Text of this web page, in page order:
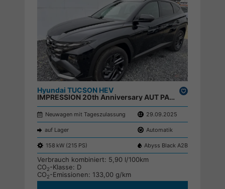
Hyundai TUCSON HEV
IMPRESSION 20th Anniversary AUT PANO 360 ACC KRELL NAVI PDC RFK SHZ HUD ;
Neuwagen mit Tageszulassung 29.09.2025
auf Lager Automatik
158 kW (215 PS) Abyss Black A2B
Verbrauch kombiniert: 5,90 l/100km
CO2-Klasse: D
CO2-Emissionen: 133,00 g/km